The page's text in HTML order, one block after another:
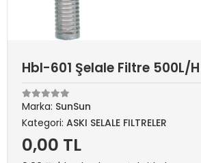
Hbl-601 Şelale Filtre 500L/
Marka: SunSun
Kategori: ASKI SELALE FILTRELER
0,00 TL